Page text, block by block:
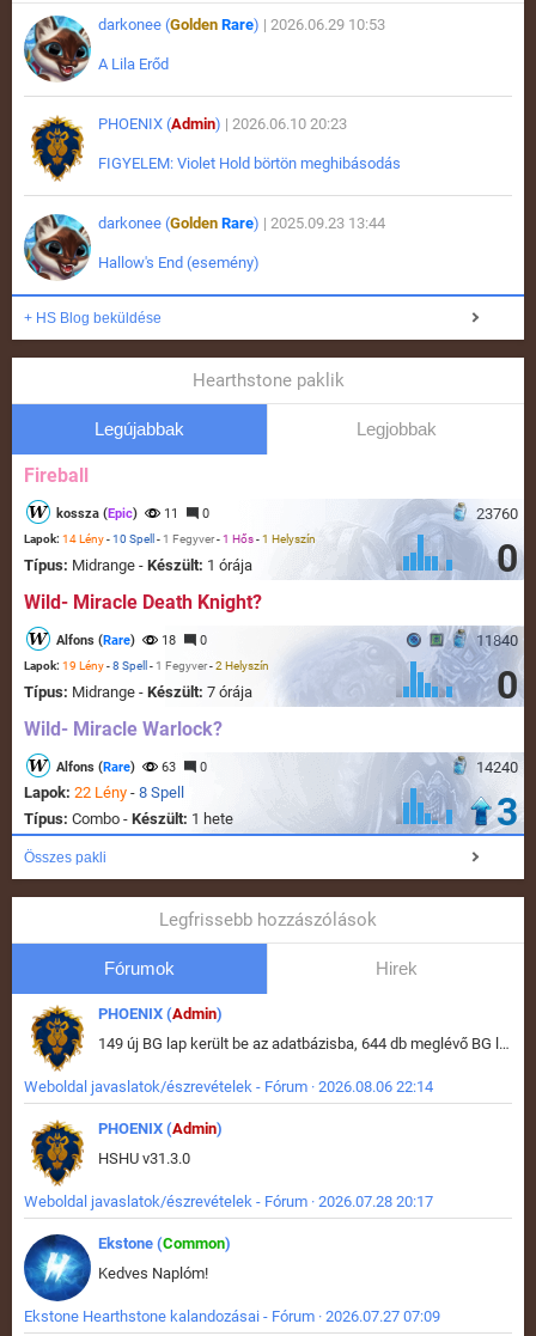
darkonee (Golden Rare) | 2026.06.29 10:53
A Lila Erőd
PHOENIX (Admin) | 2026.06.10 20:23
FIGYELEM: Violet Hold börtön meghibásodás
darkonee (Golden Rare) | 2025.09.23 13:44
Hallow's End (esemény)
+ HS Blog beküldése
Hearthstone paklik
Legújabbak Legjobbak
Fireball
23760
kossza (Epic) 11 0
Lapok: 14 Lény-10 Spell - 1 Fegyver-1 Hős-1 Helyszín
Típus: Midrange - Készült: 1 órája 0
Wild- Miracle Death Knight?
11840
Alfons (Rare) 18 0
Lapok: 19 Lény-8 Spell - 1 Fegyver-2 Helyszín
Típus: Midrange - Készült: 7 órája 0
Wild- Miracle Warlock?
14240
Alfons (Rare) 63 0
Lapok: 22 Lény - 8 Spell
Típus: Combo - Készült: 1 hete 3
Összes pakli
Legfrissebb hozzászólások
Fórumok Hirek
PHOENIX (Admin)
149 új BG lap került be az adatbázisba, 644 db meglévő BG lap módosult, bekerültek az új képek a megváltozott lapokhoz is.
Weboldal javaslatok/észrevételek - Fórum · 2026.08.06 22:14
PHOENIX (Admin)
HSHU v31.3.0
Weboldal javaslatok/észrevételek - Fórum · 2026.07.28 20:17
Ekstone (Common)
Kedves Naplóm!
Ekstone Hearthstone kalandozásai - Fórum · 2026.07.27 07:09